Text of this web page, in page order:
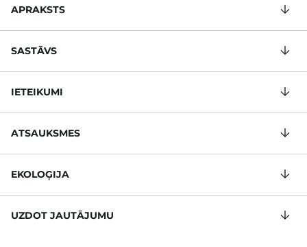
APRAKSTS
SASTĀVS
IETEIKUMI
ATSAUKSMES
EKOLOĢIJA
UZDOT JAUTĀJUMU